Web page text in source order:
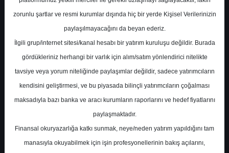
En Yüksek Tahmin
Ortalama Fiyat Tahmini
Ortalama Getiri Potansiyeli
zorunlu şartlar ve resmi kurumlar dışında hiç bir yerde Kişisel Verilerinizin
paylaşılmayacağını da beyan ederiz.
İlgili grup/internet sitesi/kanal hesabı bir yatırım kuruluşu değildir. Burada
gördükleriniz herhangi bir varlık için alım/satım yönlendirici nitelikte
tavsiye veya yorum niteliğinde paylaşımlar değildir, sadece yatırımcıların
kendisini geliştirmesi, ve bu piyasada bilinçli yatırımcıların çoğalması
maksadıyla bazı banka ve aracı kurumların raporlarını ve hedef fiyatlarını
paylaşmaktadır.
Finansal okuryazarlığa katkı sunmak, neye/neden yatırım yapıldığını tam
manasıyla okuyabilmek için işin profesyonellerinin bakış açılarını,